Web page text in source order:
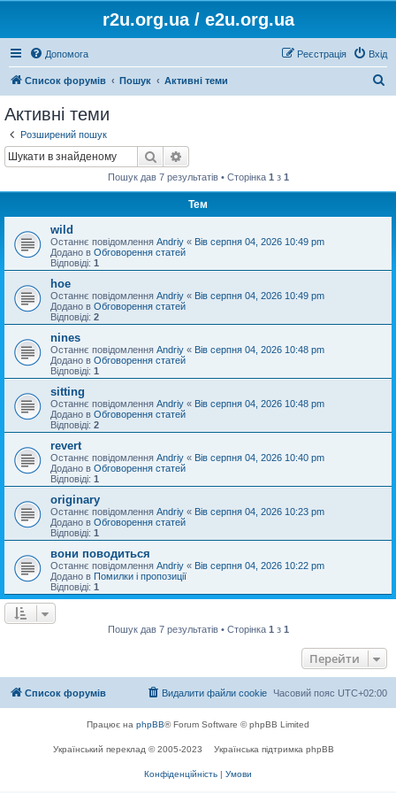
r2u.org.ua / e2u.org.ua
Допомога Вхід
Реєстрація
Список форумів Пошук Активні теми
Активні теми
Розширений пошук
Пошук
Пошук дав 7 результатів • Сторінка 1 з 1
Тем
wild
Останнє повідомлення Andriy « Вів серпня 04, 2026 10:49 pm
Додано в Обговорення статей
Відповіді: 1
hoe
Останнє повідомлення Andriy « Вів серпня 04, 2026 10:49 pm
Додано в Обговорення статей
Відповіді: 2
nines
Останнє повідомлення Andriy « Вів серпня 04, 2026 10:48 pm
Додано в Обговорення статей
Відповіді: 1
sitting
Останнє повідомлення Andriy « Вів серпня 04, 2026 10:48 pm
Додано в Обговорення статей
Відповіді: 2
revert
Останнє повідомлення Andriy « Вів серпня 04, 2026 10:40 pm
Додано в Обговорення статей
Відповіді: 1
originary
Останнє повідомлення Andriy « Вів серпня 04, 2026 10:23 pm
Додано в Обговорення статей
Відповіді: 1
вони поводиться
Останнє повідомлення Andriy « Вів серпня 04, 2026 10:22 pm
Додано в Помилки і пропозиції
Відповіді: 1
Пошук дав 7 результатів • Сторінка 1 з 1
Перейти
Список форумів Часовий пояс UTC+02:00
Видалити файли cookie
Працює на phpBB® Forum Software © phpBB Limited
Український переклад © 2005-2023 Українська підтримка phpBB
Конфіденційність | Умови